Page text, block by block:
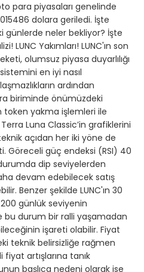
para piyasaları genelinde
dolara geriledi. İşte
neler bekliyor? İşte
LUNC Yakımları! LUNC'ın son
olumsuz piyasa duyarlılığı
en iyi nasıl
ardından
biriminde önümüzdeki
token yakma işlemleri ile
Luna Classic’in grafiklerini
açıdan her iki yöne de
Göreceli güç endeksi (RSI) 40
dip seviyelerden
devam edebilecek satış
Benzer şekilde LUNC'ın 30
günlük seviyenin
bu durum bir ralli yaşamadan
işareti olabilir. Fiyat
teknik belirsizliğe rağmen
fiyat artışlarına tanık
başlıca nedeni olarak ise